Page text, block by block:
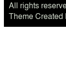
All rights
Theme Created